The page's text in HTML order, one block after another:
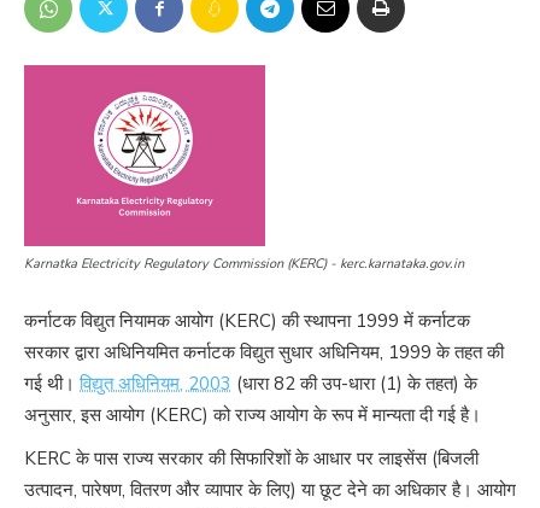
Karnatka Electricity Regulatory Commission (KERC) - kerc.karnataka.gov.in
कर्नाटक विद्युत नियामक आयोग (KERC) की स्थापना 1999 में कर्नाटक
सरकार द्वारा अधिनियमित कर्नाटक विद्युत सुधार अधिनियम, 1999 के तहत की
गई थी।विद्युत अधिनियम, 2003 (धारा 82 की उप-धारा (1) के तहत) के
अनुसार, इस आयोग (KERC) को राज्य आयोग के रूप में मान्यता दी गई है।
KERC के पास राज्य सरकार की सिफारिशों के आधार पर लाइसेंस (बिजली
उत्पादन, पारेषण, वितरण और व्यापार के लिए) या छूट देने का अधिकार है। आयोग